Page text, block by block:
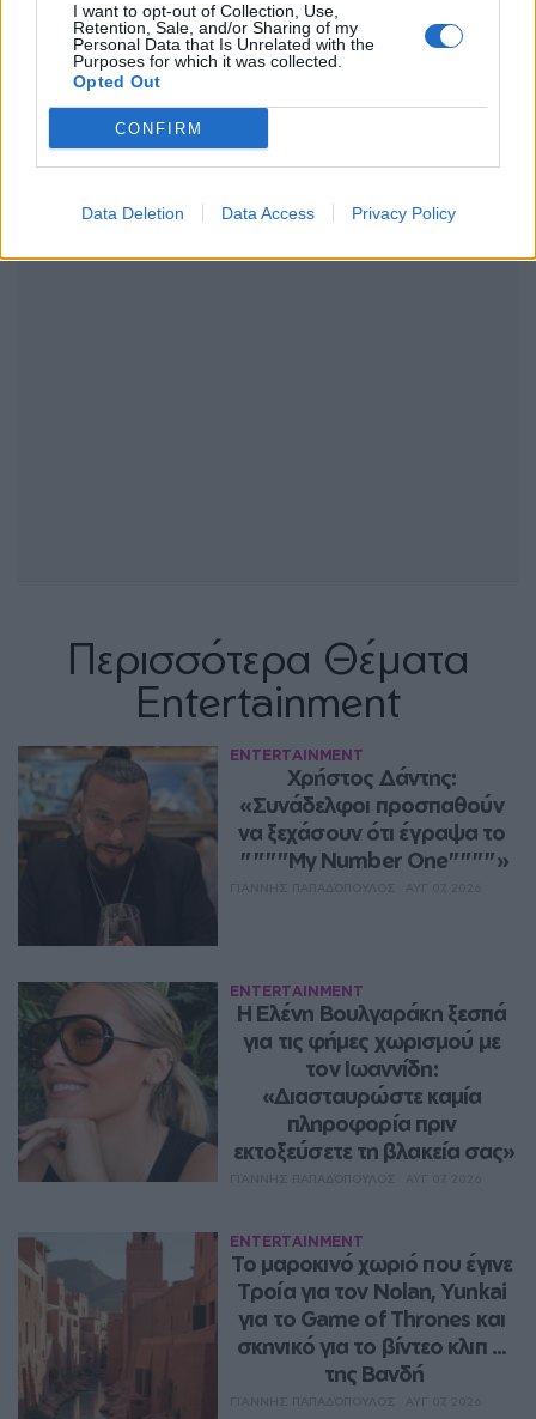
I want to opt-out of Collection, Use,
Retention, Sale, and/or Sharing of my
Personal Data that Is Unrelated with the
Purposes for which it was collected.
Opted Out
CONFIRM
Data Deletion Data Access Privacy Policy
ΔΙΑΦΗΜΙΣΗ
Περισσότερα Θέματα
Entertainment
ENTERTAINMENT
Χρήστος Δάντης:
«Συνάδελφοι προσπαθούν
να ξεχάσουν ότι έγραψα το
""""My Number One""""»
ENTERTAINMENT
Η Ελένη Βουλγαράκη ξεσπά
για τις φήμες χωρισμού με
τον Ιωαννίδη:
«Διασταυρώστε καμία
πληροφορία πριν
εκτοξεύσετε τη βλακεία σας»
ENTERTAINMENT
Το μαροκινό χωριό που έγινε
Τροία για τον Nolan, Yunkai
για το Game of Thrones και
σκηνικό για το βίντεο κλιπ ...
της Βανδή